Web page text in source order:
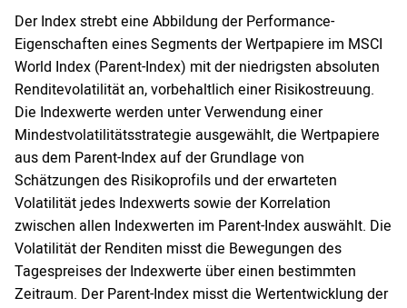
Der Index strebt eine Abbildung der Performance-
Eigenschaften eines Segments der Wertpapiere im MSCI
World Index (Parent-Index) mit der niedrigsten absoluten
Renditevolatilität an, vorbehaltlich einer Risikostreuung.
Die Indexwerte werden unter Verwendung einer
Mindestvolatilitätsstrategie ausgewählt, die Wertpapiere
aus dem Parent-Index auf der Grundlage von
Schätzungen des Risikoprofils und der erwarteten
Volatilität jedes Indexwerts sowie der Korrelation
zwischen allen Indexwerten im Parent-Index auswählt. Die
Volatilität der Renditen misst die Bewegungen des
Tagespreises der Indexwerte über einen bestimmten
Zeitraum. Der Parent-Index misst die Wertentwicklung der